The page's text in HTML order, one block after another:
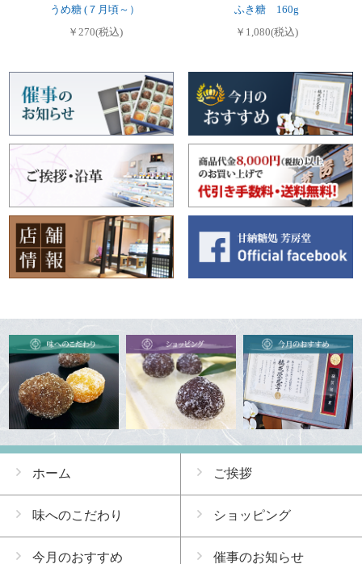
うめ糖 (７月頃～）
￥270(税込)
ふき糖 160g
￥1,080(税込)
ホーム ご挨拶
味へのこだわり ショッピング
今月のおすすめ 催事のお知らせ